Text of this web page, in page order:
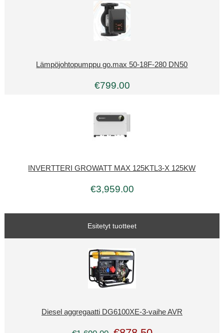
Lämpöjohtopumppu go.max 50-18F-280 DN50
€799.00
INVERTTERI GROWATT MAX 125KTL3-X 125KW
€3,959.00
Esitetyt tuotteet
Diesel aggregaatti DG6100XE-3-vaihe AVR